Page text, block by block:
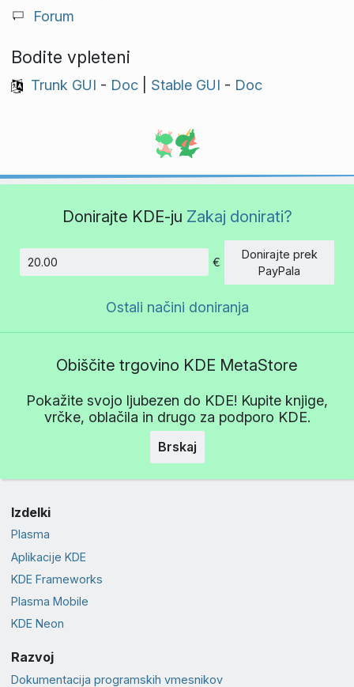
Forum
Bodite vpleteni
Trunk GUI - Doc| Stable GUI - Doc
Donirajte KDE-ju Zakaj donirati?
Znesek
€
Donirajte prek
PayPala
Ostali načini doniranja
Obiščite trgovino KDE MetaStore
Pokažite svojo ljubezen do KDE! Kupite knjige,
vrčke, oblačila in drugo za podporo KDE.
Brskaj
Izdelki
Plasma
Aplikacije KDE
KDE Frameworks
Plasma Mobile
KDE Neon
Razvoj
Dokumentacija programskih vmesnikov